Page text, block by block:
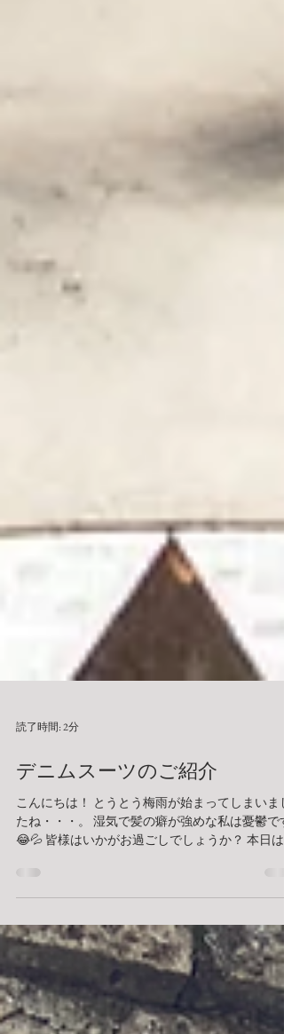
読了時間: 2分
デニムスーツのご紹介
こんにちは！ とうとう梅雨が始まってしまいまし
たね・・・。 湿気で髪の癖が強めな私は憂鬱です
😂💦 皆様はいかがお過ごしでしょうか？ 本日は
店で安定の人気を誇るデニムスーツをご紹介致し
ます✨ SUITBARといえば、有名なこちらの画
像。...